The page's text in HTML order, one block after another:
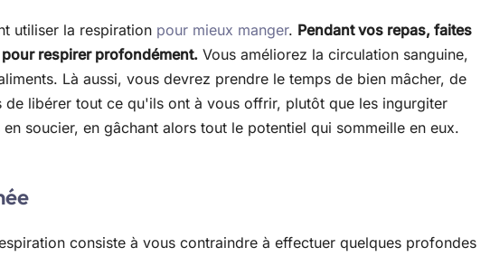
utiliser la respiration pour mieux manger. Pendant vos repas, faites
respirer profondément. Vous améliorez la circulation sanguine,
Là aussi, vous devrez prendre le temps de bien mâcher, de
de libérer tout ce qu'ils ont à vous offrir, plutôt que les ingurgiter
soucier, en gâchant alors tout le potentiel qui sommeille en eux.
consiste à vous contraindre à effectuer quelques profondes